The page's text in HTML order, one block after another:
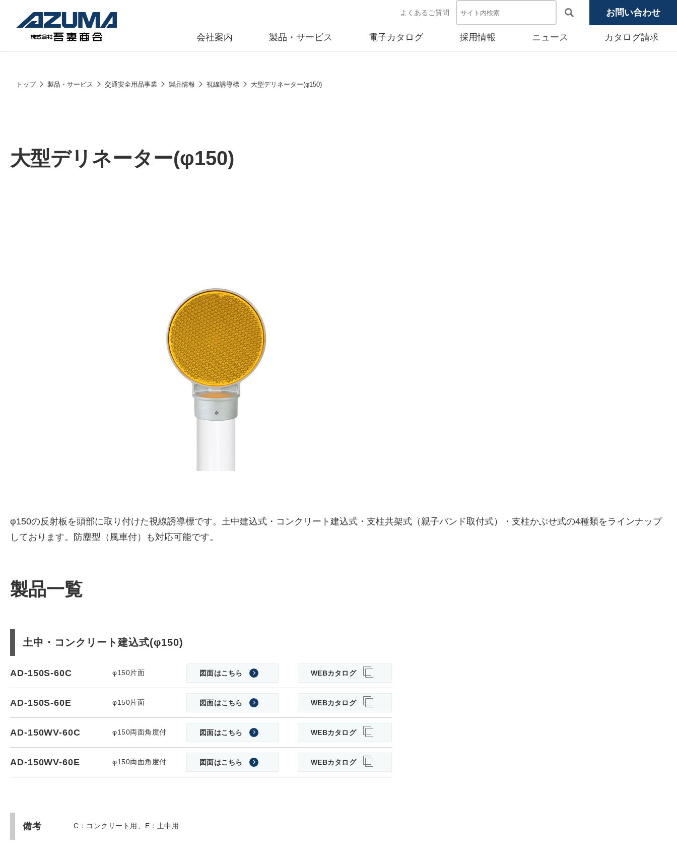
よくあるご質問 お問い合わせ
会社案内 製品・サービス 電子カタログ 採用情報 ニュース カタログ請求
潤滑油
トップ 製品・サービス 交通安全用品事業 製品情報 視線誘導標 大型デリネーター(φ150)
大型デリネーター(φ150)
φ150の反射板を頭部に取り付けた視線誘導標です。土中建込式・コンクリート建込式・支柱共架式（親子バンド取付式）・支柱かぶせ式の4種類をラインナップ
しております。防塵型（風車付）も対応可能です。
製品一覧
土中・コンクリート建込式(φ150)
AD-150S-60C φ150片面 図面はこちら WEBカタログ
AD-150S-60E φ150片面 図面はこちら WEBカタログ
AD-150WV-60C φ150両面角度付 図面はこちら WEBカタログ
AD-150WV-60E φ150両面角度付 図面はこちら WEBカタログ
備考 C：コンクリート用、E：土中用